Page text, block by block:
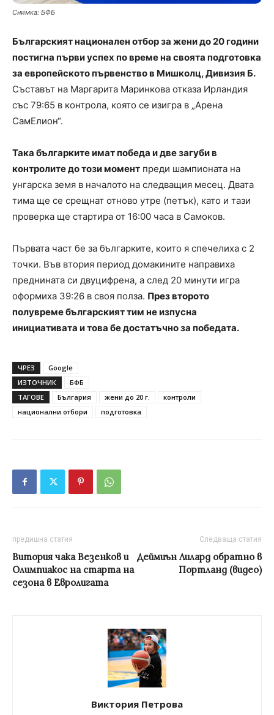
Снимка: БФБ
Българският национален отбор за жени до 20 години
постигна първи успех по време на своята подготовка
за европейското първенство в Мишколц, Дивизия Б.
Съставът на Маргарита Маринкова отказа Ирландия
със 79:65 в контрола, която се изигра в „Арена
СамEлион“.
Така българките имат победа и две загуби в
контролите до този момент преди шампионата на
унгарска земя в началото на следващия месец. Двата
тима ще се срещнат отново утре (петък), като и тази
проверка ще стартира от 16:00 часа в Самоков.
Първата част бе за българките, които я спечелиха с 2
точки. Във втория период домакините направиха
преднината си двуцифрена, а след 20 минути игра
оформиха 39:26 в своя полза. През второто
полувреме българският тим не изпусна
инициативата и това бе достатъчно за победата.
ЧРЕЗ
Google
ИЗТОЧНИК
БФБ
ТАГОВЕ
България жени до 20 г.
контроли
национални отбори
подготовка
предишна статия
Витория чака Везенков и
Олимпиакос на старта на
сезона в Евролигата
Следваща статия
Деймиън Лилард обратно в
Портланд (видео)
Виктория Петрова